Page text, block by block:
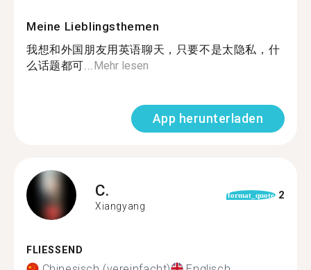
Meine Lieblingsthemen
我想和外国朋友用英语聊天，只要不是太隐私，什
么话题都可...Mehr lesen
App herunterladen
C.
Xiangyang
format_quote 2
FLIESSEND